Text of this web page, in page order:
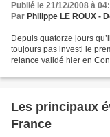
Publié le 21/12/2008 à
Par Philippe LE ROUX -
Depuis quatorze jours
toujours pas investi le
relance validé hier en
Les principaux
France